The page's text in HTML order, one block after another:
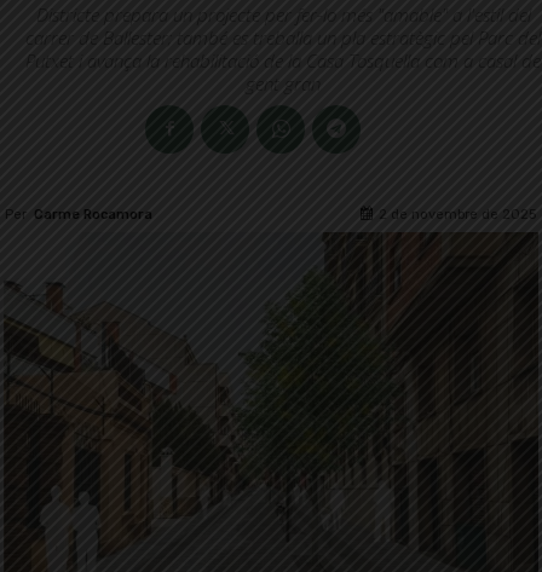
Districte prepara un projecte per fer-lo més "amable" a l'estil del
carrer de Ballester; també es treballa un pla estratègic pel Parc del
Putxet i avança la rehabilitació de la Casa Tosquella com a casal de
gent gran
Per Carme Rocamora 2 de novembre de 2025